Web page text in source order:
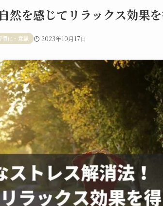
然を感じてリラックス効果
慣化・意識 2023年10月17日